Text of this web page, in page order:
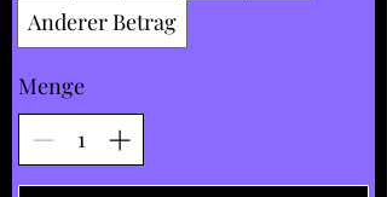
Anderer Betrag
Menge